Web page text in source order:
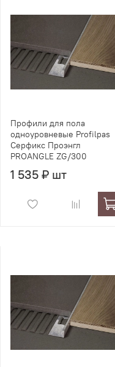
Профили для пола
одноуровневые Profilpas
Серфикс Проэнгл
PROANGLE ZG/300
1 535 ₽ шт